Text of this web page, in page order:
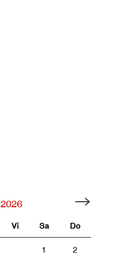
2026
Vi Sa Do
1 2